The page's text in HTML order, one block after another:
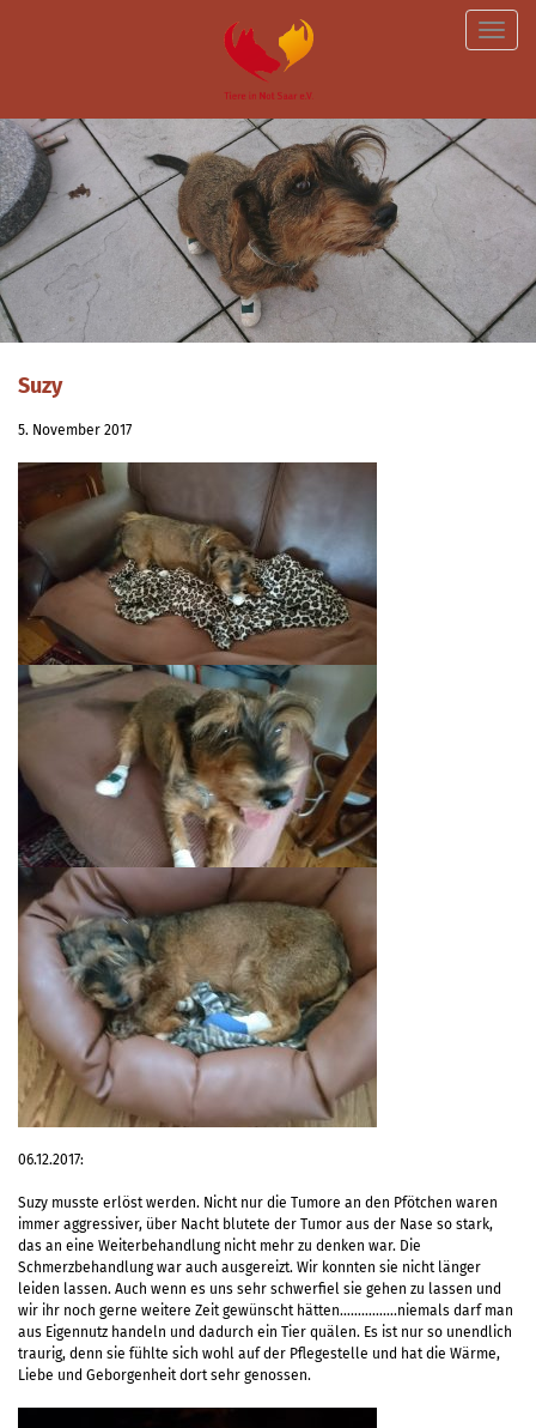
Toggle
Suzy
5. November 2017
06.12.2017:
Suzy musste erlöst werden. Nicht nur die Tumore an den Pfötchen waren
immer aggressiver, über Nacht blutete der Tumor aus der Nase so stark,
das an eine Weiterbehandlung nicht mehr zu denken war. Die
Schmerzbehandlung war auch ausgereizt. Wir konnten sie nicht länger
leiden lassen. Auch wenn es uns sehr schwerfiel sie gehen zu lassen und
wir ihr noch gerne weitere Zeit gewünscht hätten…………….niemals darf man
aus Eigennutz handeln und dadurch ein Tier quälen. Es ist nur so unendlich
traurig, denn sie fühlte sich wohl auf der Pflegestelle und hat die Wärme,
Liebe und Geborgenheit dort sehr genossen.